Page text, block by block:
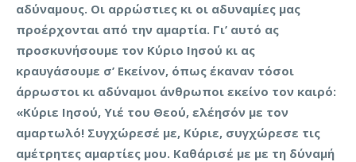
αδύναμους. Οι αρρώστιες κι οι αδυναμίες μας
προέρχονται από την αμαρτία. Γι’ αυτό ας
προσκυνήσουμε τον Κύριο Ιησού κι ας
κραυγάσουμε σ’ Εκείνον, όπως έκαναν τόσοι
άρρωστοι κι αδύναμοι άνθρωποι εκείνο τον καιρό:
«Κύριε Ιησού, Υιέ του Θεού, ελέησόν με τον
αμαρτωλό! Συγχώρεσέ με, Κύριε, συγχώρεσε τις
αμέτρητες αμαρτίες μου. Καθάρισέ με με τη δύναμή